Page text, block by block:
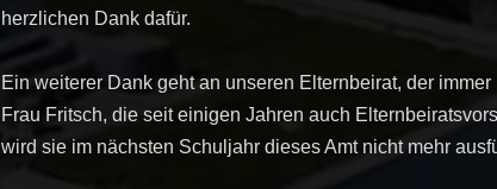
herzlichen Dank dafür.
Ein weiterer Dank geht an unseren Elternbeirat, der
Frau Fritsch, die seit einigen Jahren auch
wird sie im nächsten Schuljahr dieses Amt nicht mehr